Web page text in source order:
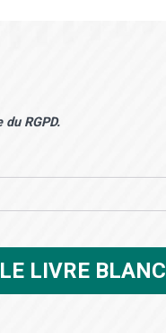
RGPD.
LE LIVRE BLANC